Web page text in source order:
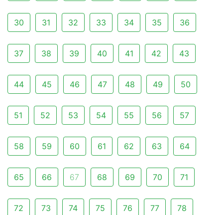
30 31 32 33 34 35 36
37 38 39 40 41 42 43
44 45 46 47 48 49 50
51 52 53 54 55 56 57
58 59 60 61 62 63 64
65 66 67 68 69 70 71
72 73 74 75 76 77 78